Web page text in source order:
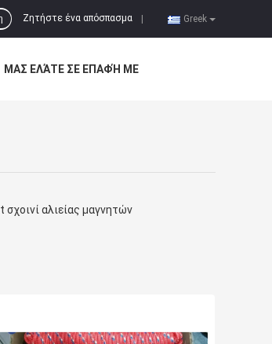
Greek
Ζητήστε ένα απόσπασμα
ΜΑΣ ΕΛΆΤΕ ΣΕ ΕΠΑΦΉ ΜΕ
σχοινί αλιείας μαγνητών